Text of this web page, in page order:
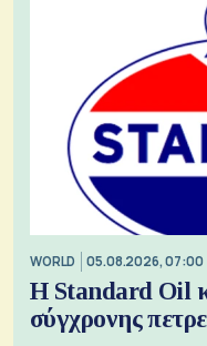
WORLD 05.08.2026, 07:00
Η Standard Oil
σύγχρονης